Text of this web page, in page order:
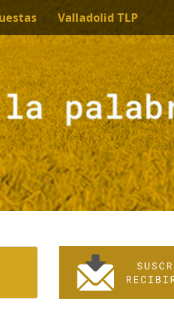
Valladolid TLP